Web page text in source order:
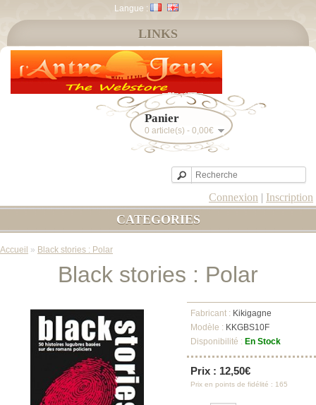
Langue :
Panier
0 article(s) - 0,00€
Connexion | Inscription
LINKS
CATEGORIES
Accueil » Black stories : Polar
Black stories : Polar
Fabricant : Kikigagne
Modèle : KKGBS10F
Disponibilité : En Stock
Prix : 12,50€
Prix en points de fidélité : 165